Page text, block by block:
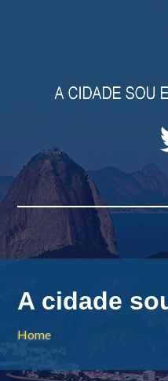
A cidade
Home